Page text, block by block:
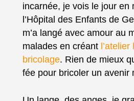
incarnée, je vois le jour en
l’Hôpital des Enfants de
m’a langé avec amour au
malades en créant
bricolage. Rien de mieux
fée pour bricoler un avenir